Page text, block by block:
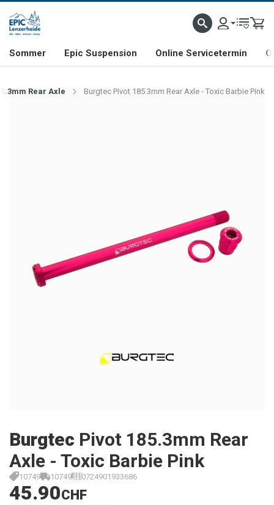
& FREERIDE-SPEZIALIST SCHWEIZER FIRMA SHOP & SHOWROOM IN
Sommer Epic Suspension Online Servicetermin
Rear Axle Burgtec Pivot 185.3mm Rear Axle - Toxic Barbie Pink
Burgtec Pivot 185.3mm Rear
Axle - Toxic Barbie Pink
10749 10749 0724901933686
45.90CHF